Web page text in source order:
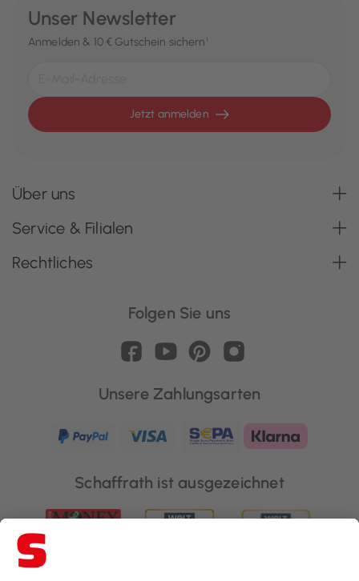
Unser Newsletter
Anmelden & 10 € Gutschein sichern¹
Jetzt anmelden
Über uns
Service & Filialen
Rechtliches
Folgen Sie uns
Unsere Zahlungsarten
Schaffrath ist ausgezeichnet